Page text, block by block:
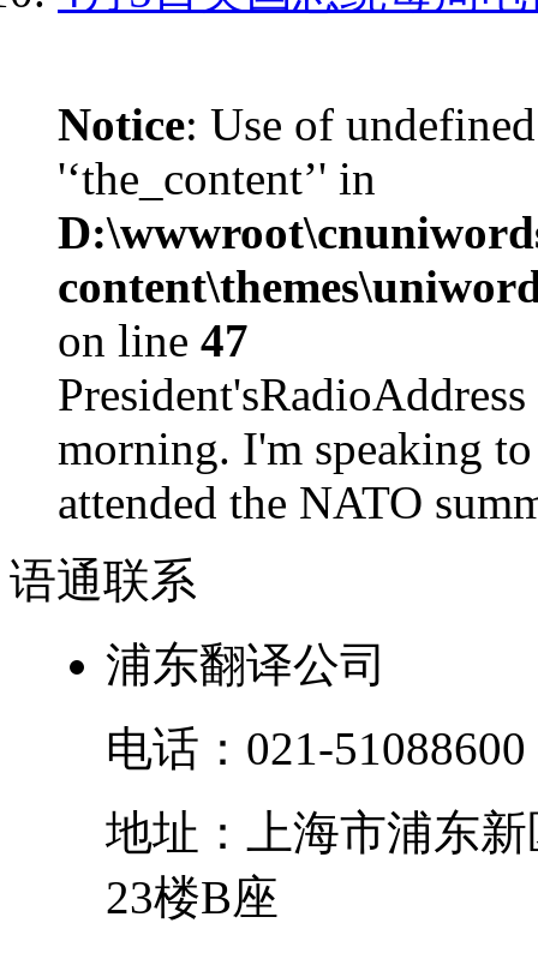
Notice: Use of
'‘the_content’' in
on line 47
morning. I'm speaking
attended the NATO
语通联系
浦东翻译公司
电话： 021-51088600
地址：
上海市浦东新
23楼B座